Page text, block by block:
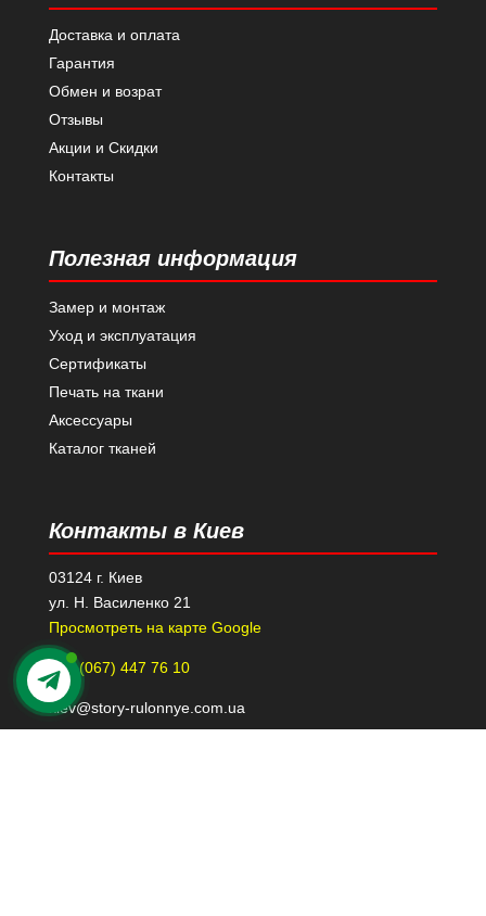
Доставка и оплата
Гарантия
Обмен и возрат
Отзывы
Акции и Скидки
Контакты
Полезная информация
Замер и монтаж
Уход и эксплуатация
Сертификаты
Печать на ткани
Аксессуары
Каталог тканей
Контакты в Киев
03124 г. Киев
ул. Н. Василенко 21
Просмотреть на карте Google
+38 (067) 447 76 10
kiev@story-rulonnye.com.ua